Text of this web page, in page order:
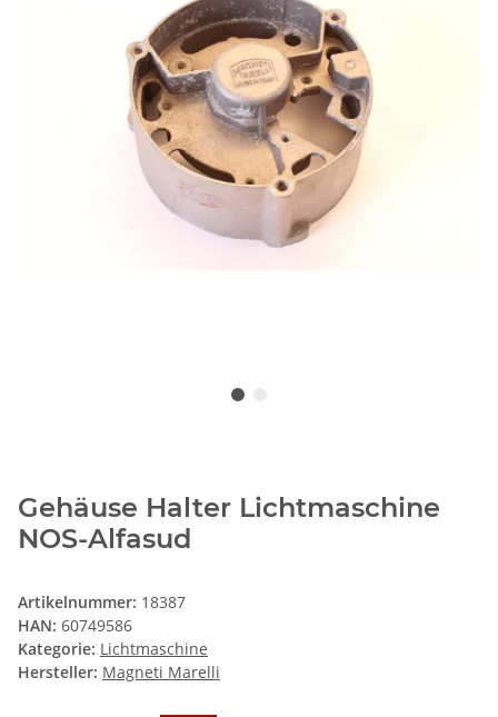
Gehäuse Halter Lichtmaschine
NOS-Alfasud
Artikelnummer: 18387
HAN: 60749586
Kategorie: Lichtmaschine
Hersteller: Magneti Marelli